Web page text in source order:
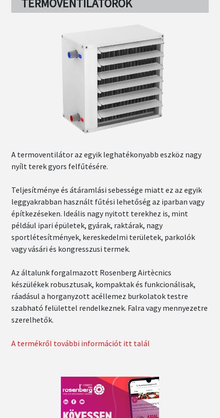
TERMOVENTILÁTOROK
A termoventilátor az egyik leghatékonyabb eszköz nagy
nyílt terek gyors felfűtésére.
Teljesítménye és átáramlási sebessége miatt ez az egyik
leggyakrabban használt fűtési lehetőség az iparban vagy
építkezéseken. Ideális nagy nyitott terekhez is, mint
például ipari épületek, gyárak, raktárak, nagy
sportlétesítmények, kereskedelmi területek, parkolók
vagy vásári és kongresszusi termek.
Az általunk forgalmazott Rosenberg Airtècnics
készülékek robusztusak, kompaktak és funkcionálisak,
ráadásul a horganyzott acéllemez burkolatok testre
szabható felülettel rendelkeznek. Falra vagy mennyezetre
szerelhetők.
A termékről további információt itt talál